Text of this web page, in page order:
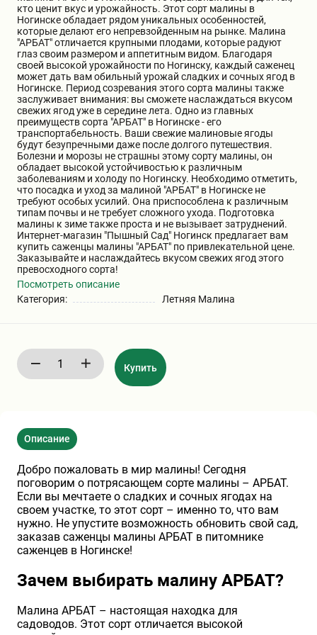
Шарафуга
Бирючина
Плющ
Овсяница
Кустарники
ПАМПАСНАЯ ТРАВА
(КОРТАДЕРИЯ)
Кизильник саженец
Олеандр саженцы
Экзотические растения
Декоративные саженцы
Комнатные растения
Хвойные саженцы
Клематис
Глициния
Гвоздика саженцы
Зелень и пряные травы
кто ценит вкус и урожайность. Этот сорт малины в
Ногинске обладает рядом уникальных особенностей,
которые делают его непревзойденным на рынке. Малина
"АРБАТ" отличается крупными плодами, которые радуют
глаз своим размером и аппетитным видом. Благодаря
своей высокой урожайности по Ногинску, каждый саженец
может дать вам обильный урожай сладких и сочных ягод в
Ногинске. Период созревания этого сорта малины также
заслуживает внимания: вы сможете наслаждаться вкусом
свежих ягод уже в середине лета. Одно из главных
преимуществ сорта "АРБАТ" в Ногинске - его
транспортабельность. Ваши свежие малиновые ягоды
будут безупречными даже после долгого путешествия.
Болезни и морозы не страшны этому сорту малины, он
обладает высокой устойчивостью к различным
заболеваниям и холоду по Ногинску. Необходимо отметить,
что посадка и уход за малиной "АРБАТ" в Ногинске не
требуют особых усилий. Она приспособлена к различным
типам почвы и не требует сложного ухода. Подготовка
малины к зиме также проста и не вызывает затруднений.
Интернет-магазин "Пышный Сад" Ногинск предлагает вам
купить саженцы малины "АРБАТ" по привлекательной цене.
Заказывайте и наслаждайтесь вкусом свежих ягод этого
превосходного сорта!
Посмотреть описание
Категория:
Летняя Малина
Купить
Описание
Добро пожаловать в мир малины! Сегодня
поговорим о потрясающем сорте малины – АРБАТ.
Если вы мечтаете о сладких и сочных ягодах на
своем участке, то этот сорт – именно то, что вам
нужно. Не упустите возможность обновить свой сад,
заказав саженцы малины АРБАТ в питомнике
саженцев в Ногинске!
Зачем выбирать малину АРБАТ?
Малина АРБАТ – настоящая находка для
садоводов. Этот сорт отличается высокой